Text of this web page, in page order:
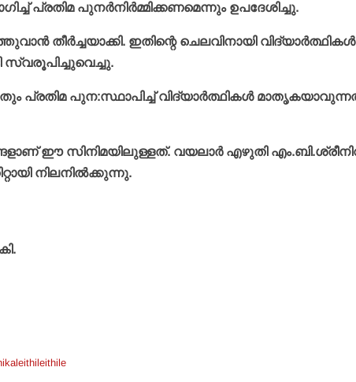
പ്രതിമ പുനര്‍നിര്‍മ്മിക്കണമെന്നും ഉപദേശിച്ചു.
തീര്‍ച്ചയാക്കി. ഇതിന്റെ ചെലവിനായി
പ്രതിമ പുന:സ്ഥാപിച്ച് വിദ്യാര്‍ത്ഥികള്‍
ഈ സിനിമയിലുള്ളത്. വയലാര്‍ എഴുതി
നിലനില്‍ക്കുന്നു.